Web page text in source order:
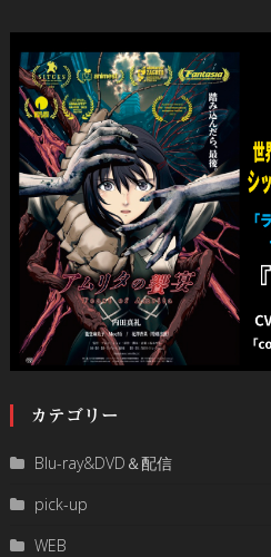
カテゴリー
Blu-ray&DVD＆配信
pick-up
WEB